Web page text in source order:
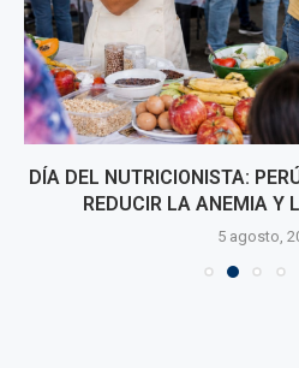
DÍA DEL NUTRICIONISTA:
REDUCIR LA ANEMIA Y
5 agosto,